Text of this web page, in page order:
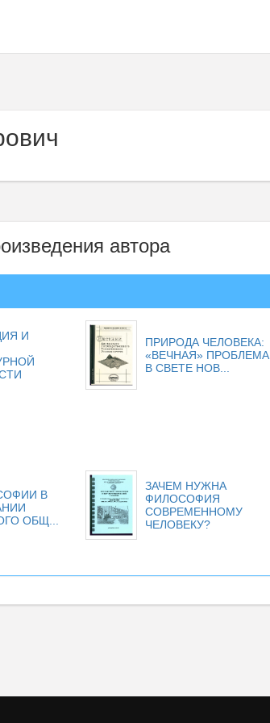
автора
И
ПРИРОДА ЧЕЛОВЕКА:
«ВЕЧНАЯ» ПРОБЛЕМА
В СВЕТЕ НОВ...
В
ОБЩ...
ЗАЧЕМ НУЖНА
ФИЛОСОФИЯ
СОВРЕМЕННОМУ
ЧЕЛОВЕКУ?